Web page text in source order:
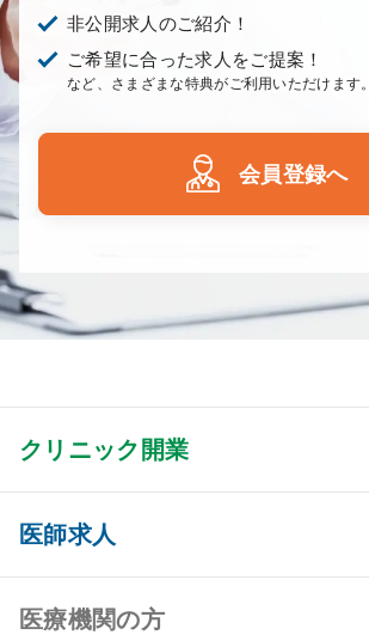
非公開求人のご紹介！
ご希望に合った求人をご提案！
など、さまざまな特典がご利用いただけます。
会員登録へ
クリニック開業
クリニック開業 TOP
クリニック物件検索
医師求人
医師求人 TOP
医療機関の方